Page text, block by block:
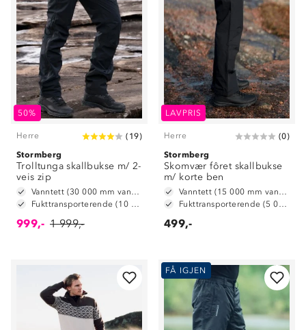
50%
Herre ( 19)
Stormberg
Trolltunga skallbukse m/ 2-
veis zip
Vanntett (30 000 mm vannsøyle)
Fukttransporterende (10 000 g/m2/24t)
999,- 1 999,-
LAVPRIS
Herre (0)
Stormberg
Skomvær fôret skallbukse
m/ korte ben
Vanntett (15 000 mm vannsøyle)
Fukttransporterende (5 000 g/ m2/ 24t)
499,-
FÅ IGJEN